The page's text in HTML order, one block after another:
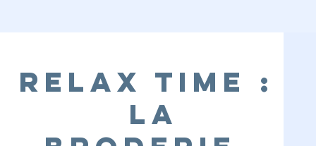
Relax time :
La